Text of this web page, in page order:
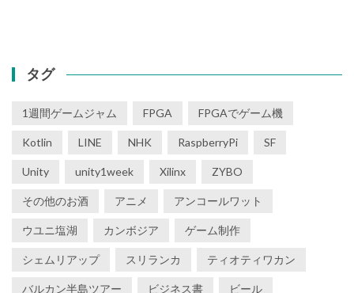
タグ
1週間ゲームジャム FPGA FPGAでゲーム機
Kotlin LINE NHK RaspberryPi SF
Unity unity1week Xilinx ZYBO
その他のお酒 アニメ アンコールワット
ウユニ塩湖 カンボジア ゲーム制作
シェムリアップ スリランカ ティオティワカン
バルカン半島ツアー ビジネス書 ビール